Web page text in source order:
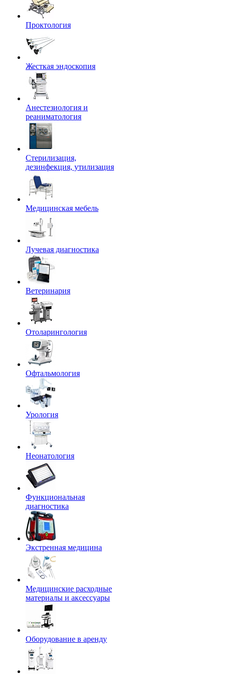
Проктология
Жесткая эндоскопия
Анестезиология и
реаниматология
Стерилизация,
дезинфекция, утилизация
Медицинская мебель
Лучевая диагностика
Ветеринария
Отоларингология
Офтальмология
Урология
Неонатология
Функциональная
диагностика
Экстренная медицина
Медицинские расходные
материалы и аксессуары
Оборудование в аренду